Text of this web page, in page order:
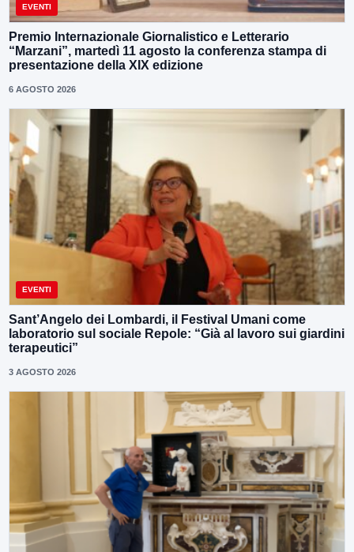
EVENTI
Premio Internazionale Giornalistico e Letterario
“Marzani”, martedì 11 agosto la conferenza stampa di
presentazione della XIX edizione
6 AGOSTO 2026
EVENTI
Sant’Angelo dei Lombardi, il Festival Umani come
laboratorio sul sociale Repole: “Già al lavoro sui giardini
terapeutici”
3 AGOSTO 2026